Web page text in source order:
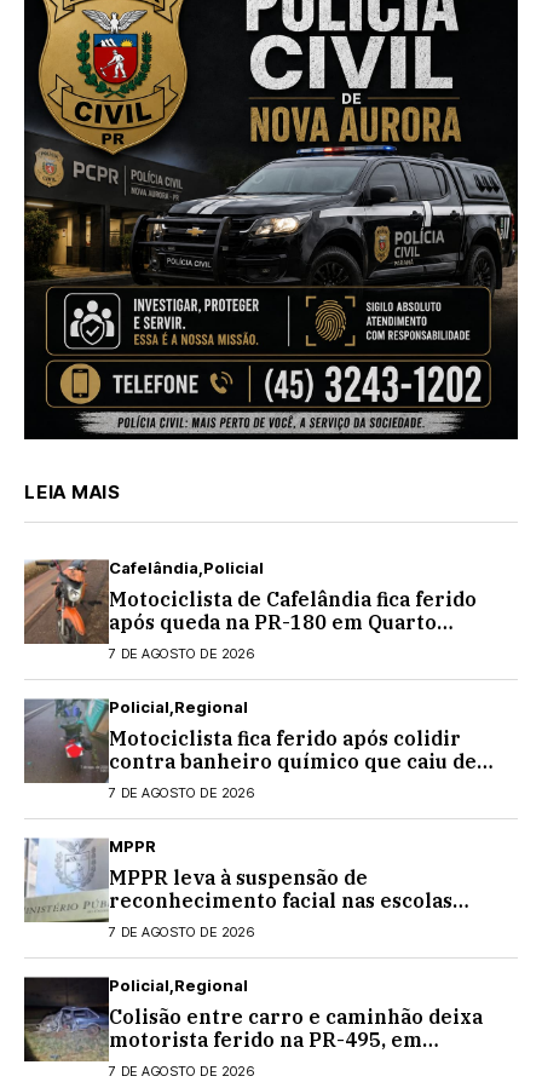
LEIA MAIS
Cafelândia Policial
Motociclista de Cafelândia fica ferido
após queda na PR-180 em Quarto
Centenário
7 DE AGOSTO DE 2026
Policial Regional
Motociclista fica ferido após colidir
contra banheiro químico que caiu de
caminhão na PRC-467, em Cascavel
7 DE AGOSTO DE 2026
MPPR
MPPR leva à suspensão de
reconhecimento facial nas escolas
estaduais
7 DE AGOSTO DE 2026
Policial Regional
Colisão entre carro e caminhão deixa
motorista ferido na PR-495, em
Medianeira
7 DE AGOSTO DE 2026